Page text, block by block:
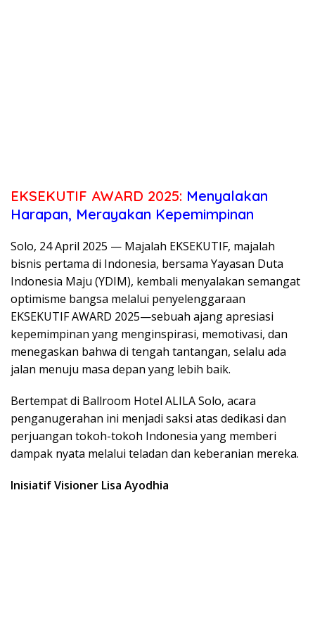
EKSEKUTIF AWARD 2025: Menyalakan
Harapan, Merayakan Kepemimpinan
Solo, 24 April 2025 — Majalah EKSEKUTIF, majalah
bisnis pertama di Indonesia, bersama Yayasan Duta
Indonesia Maju (YDIM), kembali menyalakan semangat
optimisme bangsa melalui penyelenggaraan
EKSEKUTIF AWARD 2025—sebuah ajang apresiasi
kepemimpinan yang menginspirasi, memotivasi, dan
menegaskan bahwa di tengah tantangan, selalu ada
jalan menuju masa depan yang lebih baik.
Bertempat di Ballroom Hotel ALILA Solo, acara
penganugerahan ini menjadi saksi atas dedikasi dan
perjuangan tokoh-tokoh Indonesia yang memberi
dampak nyata melalui teladan dan keberanian mereka.
Inisiatif Visioner Lisa Ayodhia